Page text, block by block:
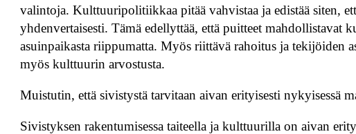
valintoja. Kulttuuripolitiikkaa pitää vahvistaa ja edistää siten,
yhdenvertaisesti. Tämä edellyttää, että puitteet mahdollistavat
asuinpaikasta riippumatta. Myös riittävä rahoitus ja tekijöiden
myös kulttuurin arvostusta.
Muistutin, että sivistystä tarvitaan aivan erityisesti nykyisessä
Sivistyksen rakentumisessa taiteella ja kulttuurilla on aivan